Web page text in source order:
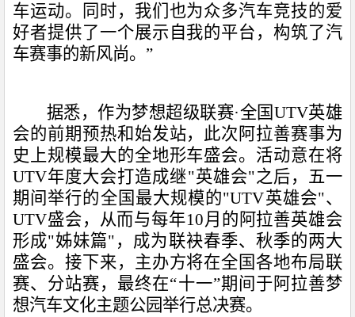
车运动。同时，我们也为众多汽车竞技的爱
好者提供了一个展示自我的平台，构筑了汽
车赛事的新风尚。”
据悉，作为梦想超级联赛·全国UTV英雄
会的前期预热和始发站，此次阿拉善赛事为
史上规模最大的全地形车盛会。活动意在将
UTV年度大会打造成继"英雄会"之后，五一
期间举行的全国最大规模的"UTV英雄会"、
UTV盛会，从而与每年10月的阿拉善英雄会
形成"姊妹篇"，成为联袂春季、秋季的两大
盛会。接下来，主办方将在全国各地布局联
赛、分站赛，最终在“十一”期间于阿拉善梦
想汽车文化主题公园举行总决赛。